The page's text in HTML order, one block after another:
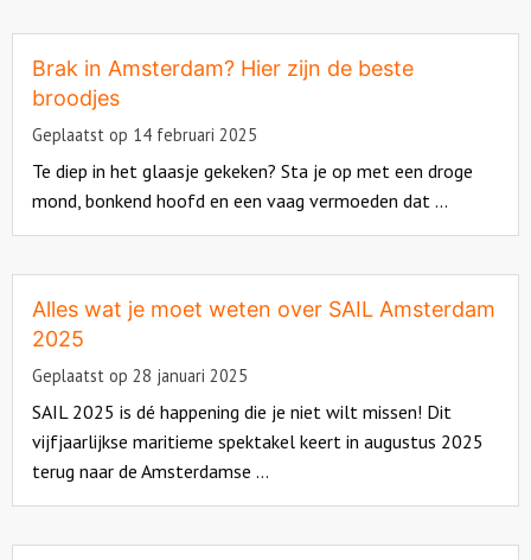
more
about
Brak in Amsterdam? Hier zijn de beste
broodjes
Geplaatst op 14 februari 2025
Te diep in het glaasje gekeken? Sta je op met een droge
mond, bonkend hoofd en een vaag vermoeden dat ...
more
about
Alles wat je moet weten over SAIL Amsterdam
2025
Geplaatst op 28 januari 2025
SAIL 2025 is dé happening die je niet wilt missen! Dit
vijfjaarlijkse maritieme spektakel keert in augustus 2025
terug naar de Amsterdamse ...
more